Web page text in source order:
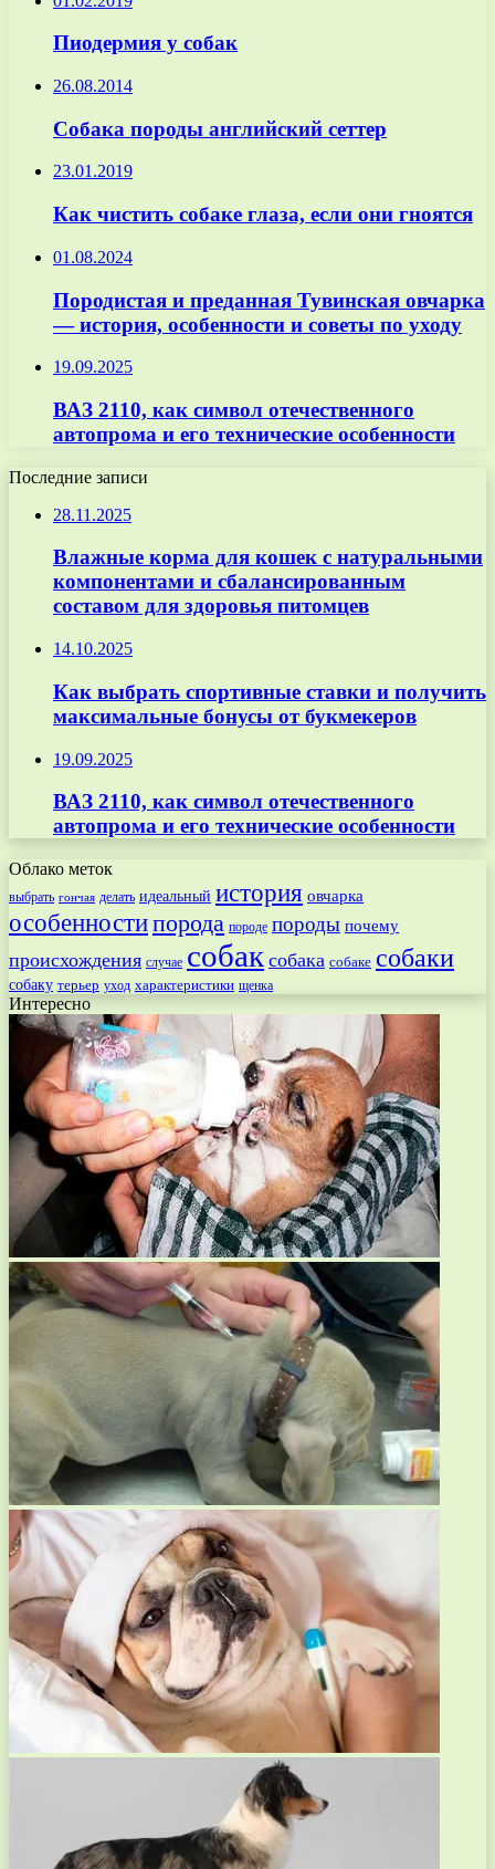
Пиодермия у собак
26.08.2014
Собака породы английский сеттер
23.01.2019
Как чистить собаке глаза, если они гноятся
01.08.2024
Породистая и преданная Тувинская овчарка
— история, особенности и советы по уходу
19.09.2025
ВАЗ 2110, как символ отечественного
автопрома и его технические особенности
Последние записи
28.11.2025
Влажные корма для кошек с натуральными
компонентами и сбалансированным
составом для здоровья питомцев
14.10.2025
Как выбрать спортивные ставки и получить
максимальные бонусы от букмекеров
19.09.2025
ВАЗ 2110, как символ отечественного
автопрома и его технические особенности
Облако меток
выбрать гончая делать идеальный история овчарка
особенностипорода породе породы почему
происхождения случае собак собака собаке собаки
собаку терьер уход характеристики щенка
Интересно